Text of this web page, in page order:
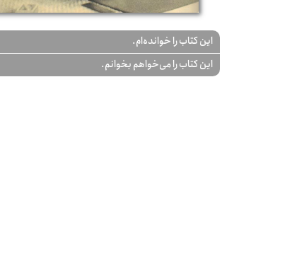
این کتاب را خوانده‌ام.
این کتاب را می‌خواهم بخوانم.